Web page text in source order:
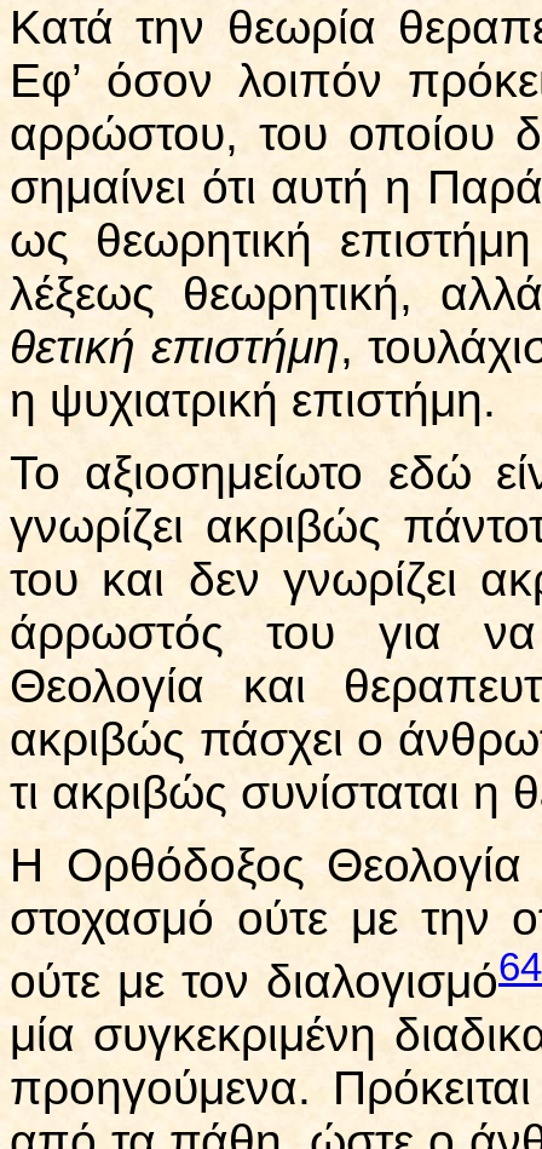
Κατά την θεωρία
Εφ’ όσον λοιπόν
αρρώστου, του οποίου
σημαίνει ότι αυτή η
ως θεωρητική
λέξεως θεωρητική,
θετική επιστήμη,
η ψυχιατρική επιστήμη.
Το αξιοσημείωτο εδώ
γνωρίζει ακριβώς
του και δεν γνωρίζει
άρρωστός του για
Θεολογία και
ακριβώς πάσχει ο
τι ακριβώς συνίσταται η
Η Ορθόδοξος Θεολογία
στοχασμό ούτε με την
ούτε με τον διαλογισμό64
μία συγκεκριμένη
προηγούμενα.